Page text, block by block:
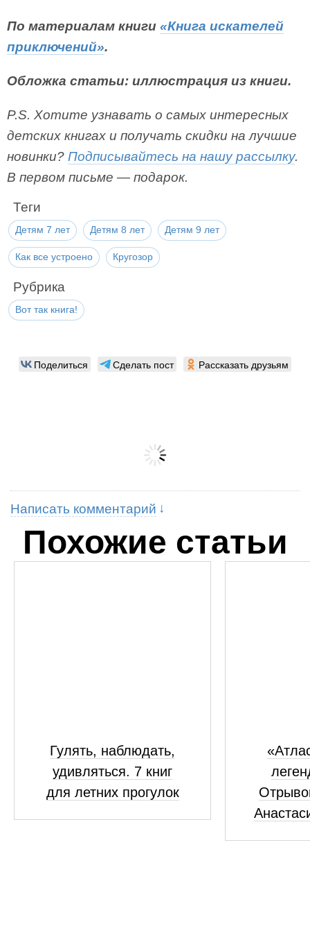
По материалам книги «Книга искателей
приключений».
Обложка статьи: иллюстрация из книги.
P.S. Хотите узнавать о самых интересных
детских книгах и получать скидки на лучшие
новинки? Подписывайтесь на нашу рассылку.
В первом письме — подарок.
Теги
Детям 7 лет Детям 8 лет Детям 9 лет
Как все устроено Кругозор
Рубрика
Вот так книга!
Поделиться Сделать пост Рассказать друзьям
Написать комментарий
Похожие статьи
Гулять, наблюдать,
удивляться. 7 книг
для летних прогулок